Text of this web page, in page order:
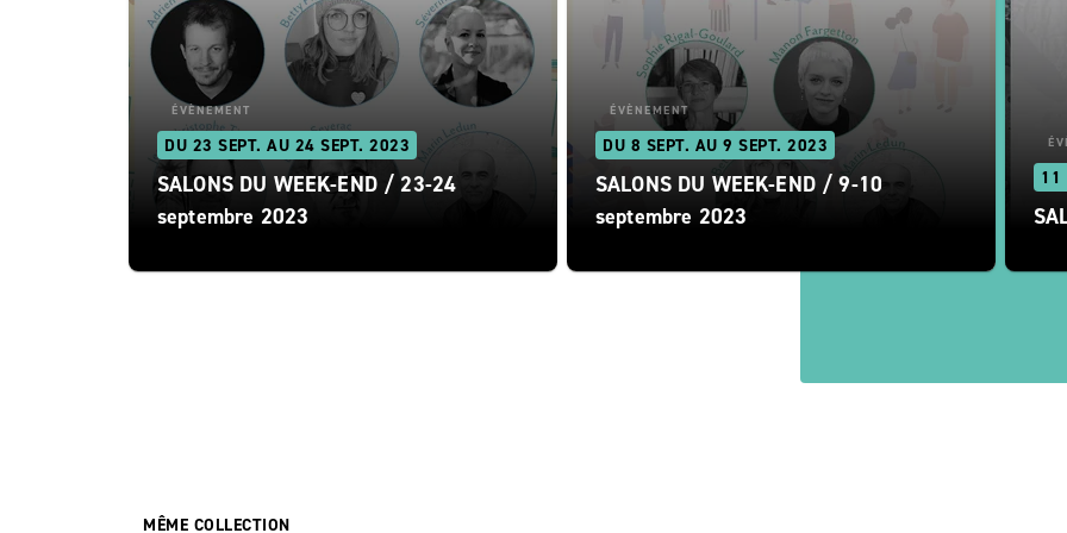
ÉVÈNEMENT
DU 23 SEPT. AU 24 SEPT. 2023
SALONS DU WEEK-END / 23-24
septembre 2023
ÉVÈNEMENT
DU 8 SEPT. AU 9 SEPT. 2023
SALONS DU WEEK-END / 9-10
septembre 2023
11
MÊME COLLECTION